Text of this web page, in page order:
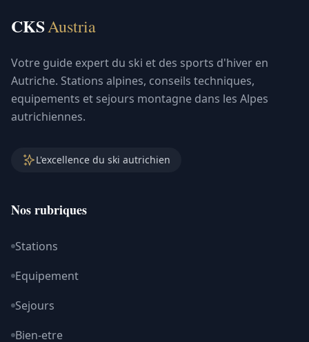
CKSAustria
Votre guide expert du ski et des sports d'hiver en
Autriche. Stations alpines, conseils techniques,
equipements et sejours montagne dans les Alpes
autrichiennes.
L'excellence du ski autrichien
Nos rubriques
Stations
Equipement
Sejours
Bien-etre